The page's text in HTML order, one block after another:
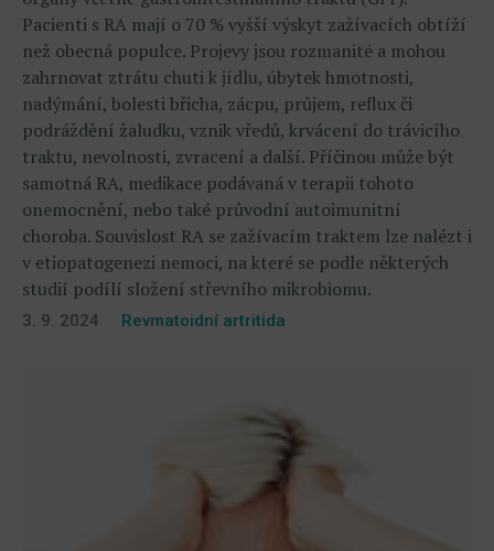
Pacienti s RA mají o 70 % vyšší výskyt zažívacích obtíží
než obecná populce. Projevy jsou rozmanité a mohou
zahrnovat ztrátu chuti k jídlu, úbytek hmotnosti,
nadýmání, bolesti břicha, zácpu, průjem, reflux či
podráždění žaludku, vznik vředů, krvácení do trávicího
traktu, nevolnosti, zvracení a další. Příčinou může být
samotná RA, medikace podávaná v terapii tohoto
onemocnění, nebo také průvodní autoimunitní
choroba. Souvislost RA se zažívacím traktem lze nalézt i
v etiopatogenezi nemoci, na které se podle některých
studií podílí složení střevního mikrobiomu.
3. 9. 2024 Revmatoidní artritida